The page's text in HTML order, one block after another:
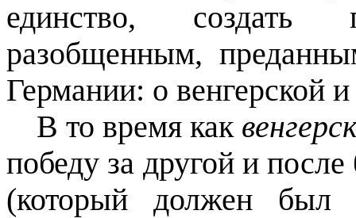
единство,
разобщенным,
Германии: о венгерской
В то время как
победу за другой и
(который должен был